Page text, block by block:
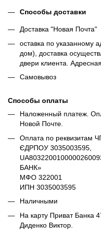
Способы доставки
Доставка "Новая Почта"
оставка по указанному
дом), доставка
двери клиента.
Самовывоз
Способы оплаты
Наложенный платеж.
Новой Почте.
Оплата по реквизитам
ЄДРПОУ 3035003595,
БАНК»
МФО 322001
ИПН 3035003595
Наличными
На карту Приват Банка
Диденко Виктор.